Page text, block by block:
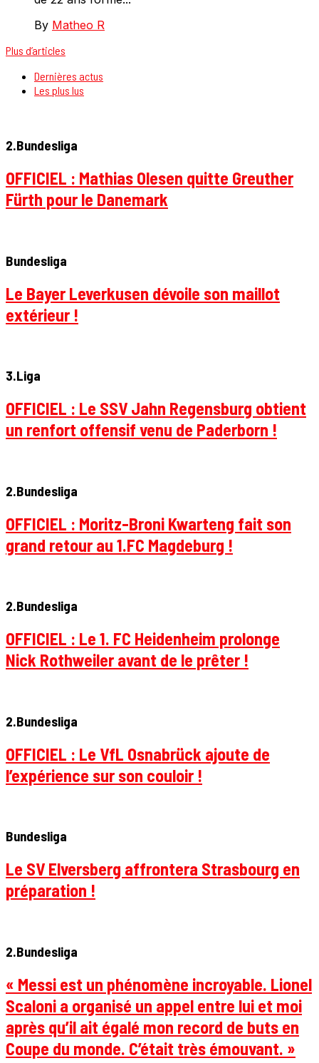
By Matheo R
Plus d’articles
Dernières actus
Les plus lus
2.Bundesliga
OFFICIEL : Mathias Olesen quitte Greuther
Fürth pour le Danemark
Bundesliga
Le Bayer Leverkusen dévoile son maillot
extérieur !
3.Liga
OFFICIEL : Le SSV Jahn Regensburg obtient
un renfort offensif venu de Paderborn !
2.Bundesliga
OFFICIEL : Moritz-Broni Kwarteng fait son
grand retour au 1.FC Magdeburg !
2.Bundesliga
OFFICIEL : Le 1. FC Heidenheim prolonge
Nick Rothweiler avant de le prêter !
2.Bundesliga
OFFICIEL : Le VfL Osnabrück ajoute de
l’expérience sur son couloir !
Bundesliga
Le SV Elversberg affrontera Strasbourg en
préparation !
2.Bundesliga
« Messi est un phénomène incroyable. Lionel
Scaloni a organisé un appel entre lui et moi
après qu’il ait égalé mon record de buts en
Coupe du monde. C’était très émouvant. »